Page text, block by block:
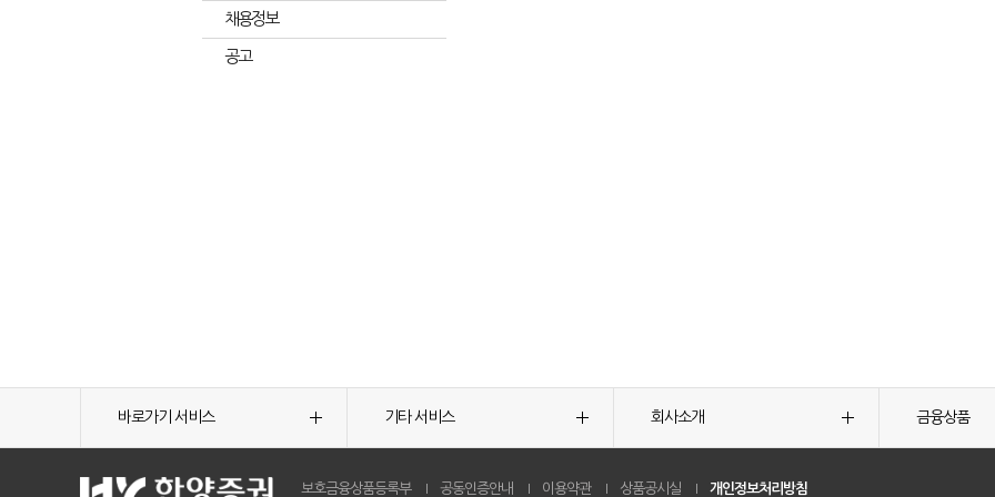
채용정보
공고
바로가기 서비스 기타 서비스 회사소개 금융상품
보호금융상품등록부 공동인증안내 이용약관 상품공시실 개인정보처리방침